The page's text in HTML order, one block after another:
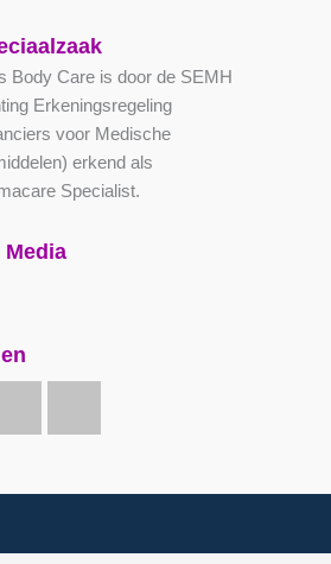
Body Care is door de SEMH
Erkeningsregeling
voor Medische
erkend als
Specialist.